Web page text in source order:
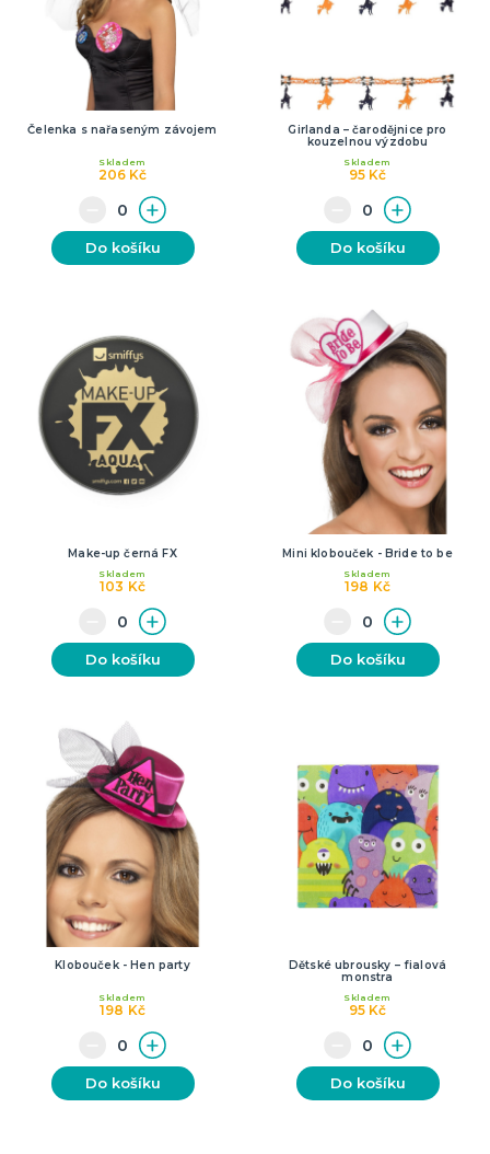
Čelenka s nařaseným závojem
206 Kč
Skladem
Do košíku
Girlanda – čarodějnice pro
kouzelnou výzdobu
95 Kč
Skladem
Do košíku
Make-up černá FX
103 Kč
Skladem
Do košíku
Mini klobouček - Bride to be
198 Kč
Skladem
Do košíku
Klobouček - Hen party
198 Kč
Skladem
Do košíku
Dětské ubrousky – fialová
monstra
95 Kč
Skladem
Do košíku